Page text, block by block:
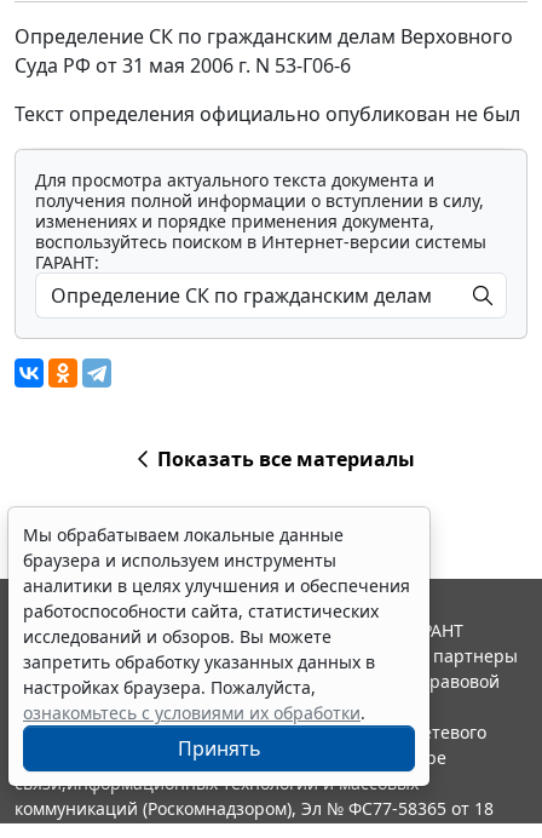
Определение СК по гражданским делам Верховного
Суда РФ от 31 мая 2006 г. N 53-Г06-6
Текст определения официально опубликован не был
Для просмотра актуального текста документа и
получения полной информации о вступлении в силу,
изменениях и порядке применения документа,
воспользуйтесь поиском в Интернет-версии системы
ГАРАНТ:
Показать все материалы
Мы обрабатываем локальные данные
браузера и используем инструменты
аналитики в целях улучшения и обеспечения
работоспособности сайта, статистических
исследований и обзоров. Вы можете
запретить обработку указанных данных в
настройках браузера. Пожалуйста,
ознакомьтесь с условиями их обработки.
Принять
© ООО "НПП "ГАРАНТ-СЕРВИС", 2026. Система ГАРАНТ
выпускается с 1990 года. Компания "Гарант" и ее партнеры
являются участниками Российской ассоциации правовой
информации ГАРАНТ.
Портал ГАРАНТ.РУ зарегистрирован в качестве сетевого
издания Федеральной службой по надзору в сфере
связи,информационных технологий и массовых
коммуникаций (Роскомнадзором), Эл № ФС77-58365 от 18